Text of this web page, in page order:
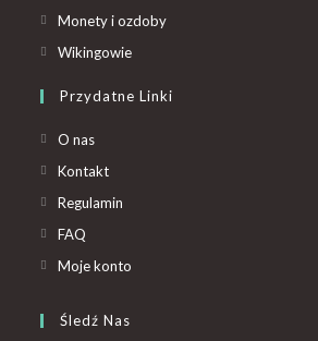
Monety i ozdoby
Wikingowie
Przydatne Linki
O nas
Kontakt
Regulamin
FAQ
Moje konto
Śledź Nas